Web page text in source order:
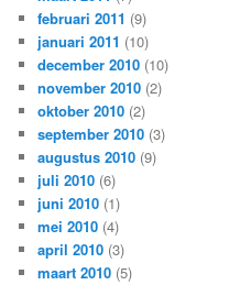
februari 2011 (9)
januari 2011 (10)
december 2010 (10)
november 2010 (2)
oktober 2010 (2)
september 2010 (3)
augustus 2010 (9)
juli 2010 (6)
juni 2010 (1)
mei 2010 (4)
april 2010 (3)
maart 2010 (5)